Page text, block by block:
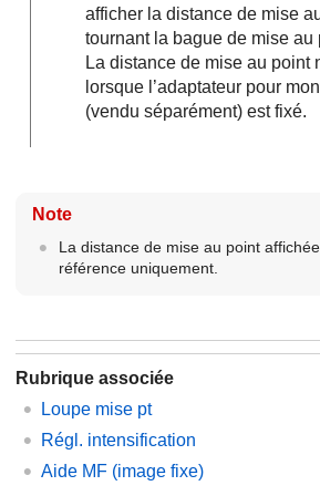
afficher la distance de mise
tournant la bague de mise au
La distance de mise au point
lorsque l’adaptateur pour
(vendu séparément) est fixé.
Note
La distance de mise au point
référence uniquement.
Rubrique associée
Loupe mise pt
Régl. intensification
Aide MF (image fixe)